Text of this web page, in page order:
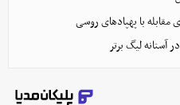
مقابله با پهپادهای روسی
آستانه لیگ برتر